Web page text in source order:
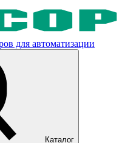
для автоматизации
Каталог